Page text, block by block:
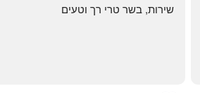
שירות, בשר טרי רך וטעים